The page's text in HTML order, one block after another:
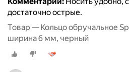
достаточно острые.
Товар — Кольцо обручальное
ширина 6 мм, черный